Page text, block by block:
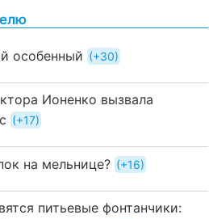
особенный +30
Ионенко вызвала
+17
на мельнице? +16
питьевые фонтанчики: